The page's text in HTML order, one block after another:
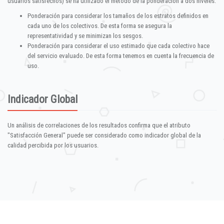
Ponderación para considerar los tamaños de los estratos definidos en
cada uno de los colectivos. De esta forma se asegura la
representatividad y se minimizan los sesgos.
Ponderación para considerar el uso estimado que cada colectivo hace
del servicio evaluado. De esta forma tenemos en cuenta la frecuencia de
uso.
Indicador Global
Un análisis de correlaciones de los resultados confirma que el atributo
"Satisfacción General" puede ser considerado como indicador global de la
calidad percibida por los usuarios.